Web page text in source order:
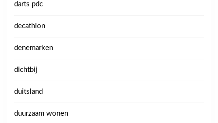
darts pdc
decathlon
denemarken
dichtbij
duitsland
duurzaam wonen